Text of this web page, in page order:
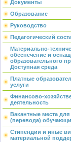
Документы
Образование
Руководство
Педагогический
Материально-
обеспечение и
образовательного
Доступная среда
Платные
услуги
Финансово-
деятельность
Вакантные места
(перевода)
Стипендии и иные
материальной